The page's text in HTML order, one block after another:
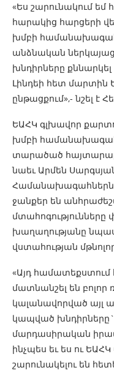
«Ես շարունակում եմ
հարակից հարցերի
խմբի
անձնական
խնդիրները
Լինդեի հետ
ընթացքում»,- նշել է
ԵԱՀԿ գլխավոր
խմբի
տարածած
նաեւ Արմեն
Համանախագահներն
ջանքեր են
խաղաղությանը
վստահության
«Այդ
մատնանշել են բոլոր
կալանավորված այլ
կապված
մարդասիրական
ինչպես եւ ես ու
շարունակելու են